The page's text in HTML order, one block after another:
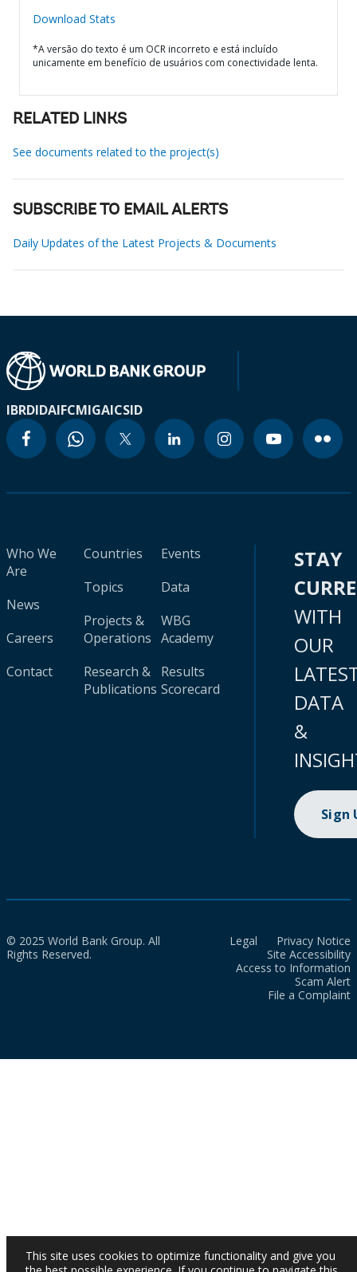
Download Stats
*A versão do texto é um OCR incorreto e está incluído
unicamente em benefício de usuários com conectividade lenta.
RELATED LINKS
See documents related to the project(s)
SUBSCRIBE TO EMAIL ALERTS
Daily Updates of the Latest Projects & Documents
IBRDIDAIFCMIGAICSID
Who We
Are
News
Careers
Contact
Countries
Topics
Projects &
Operations
Research &
Publications
Events
Data
WBG
Academy
Results
Scorecard
STAY
WITH
OUR
DATA
&
Sign
© 2025 World Bank Group. All
Rights Reserved.
Legal
Privacy Notice
Site Accessibility
Access to Information
Scam Alert
File a Complaint
This site uses cookies to optimize functionality and give you